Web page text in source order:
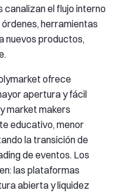
el flujo interno
herramientas
nuevos productos,
ofrece
apertura y fácil
market makers
educativo, menor
la transición de
de eventos. Los
las plataformas
abierta y liquidez